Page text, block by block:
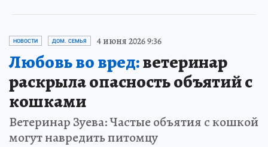
НОВОСТИ ДОМ. СЕМЬЯ 4 июня 2026 9:36
Любовь во вред:ветеринар
раскрыла опасность объятий с
кошками
Ветеринар Зуева: Частые объятия с кошкой
могут навредить питомцу